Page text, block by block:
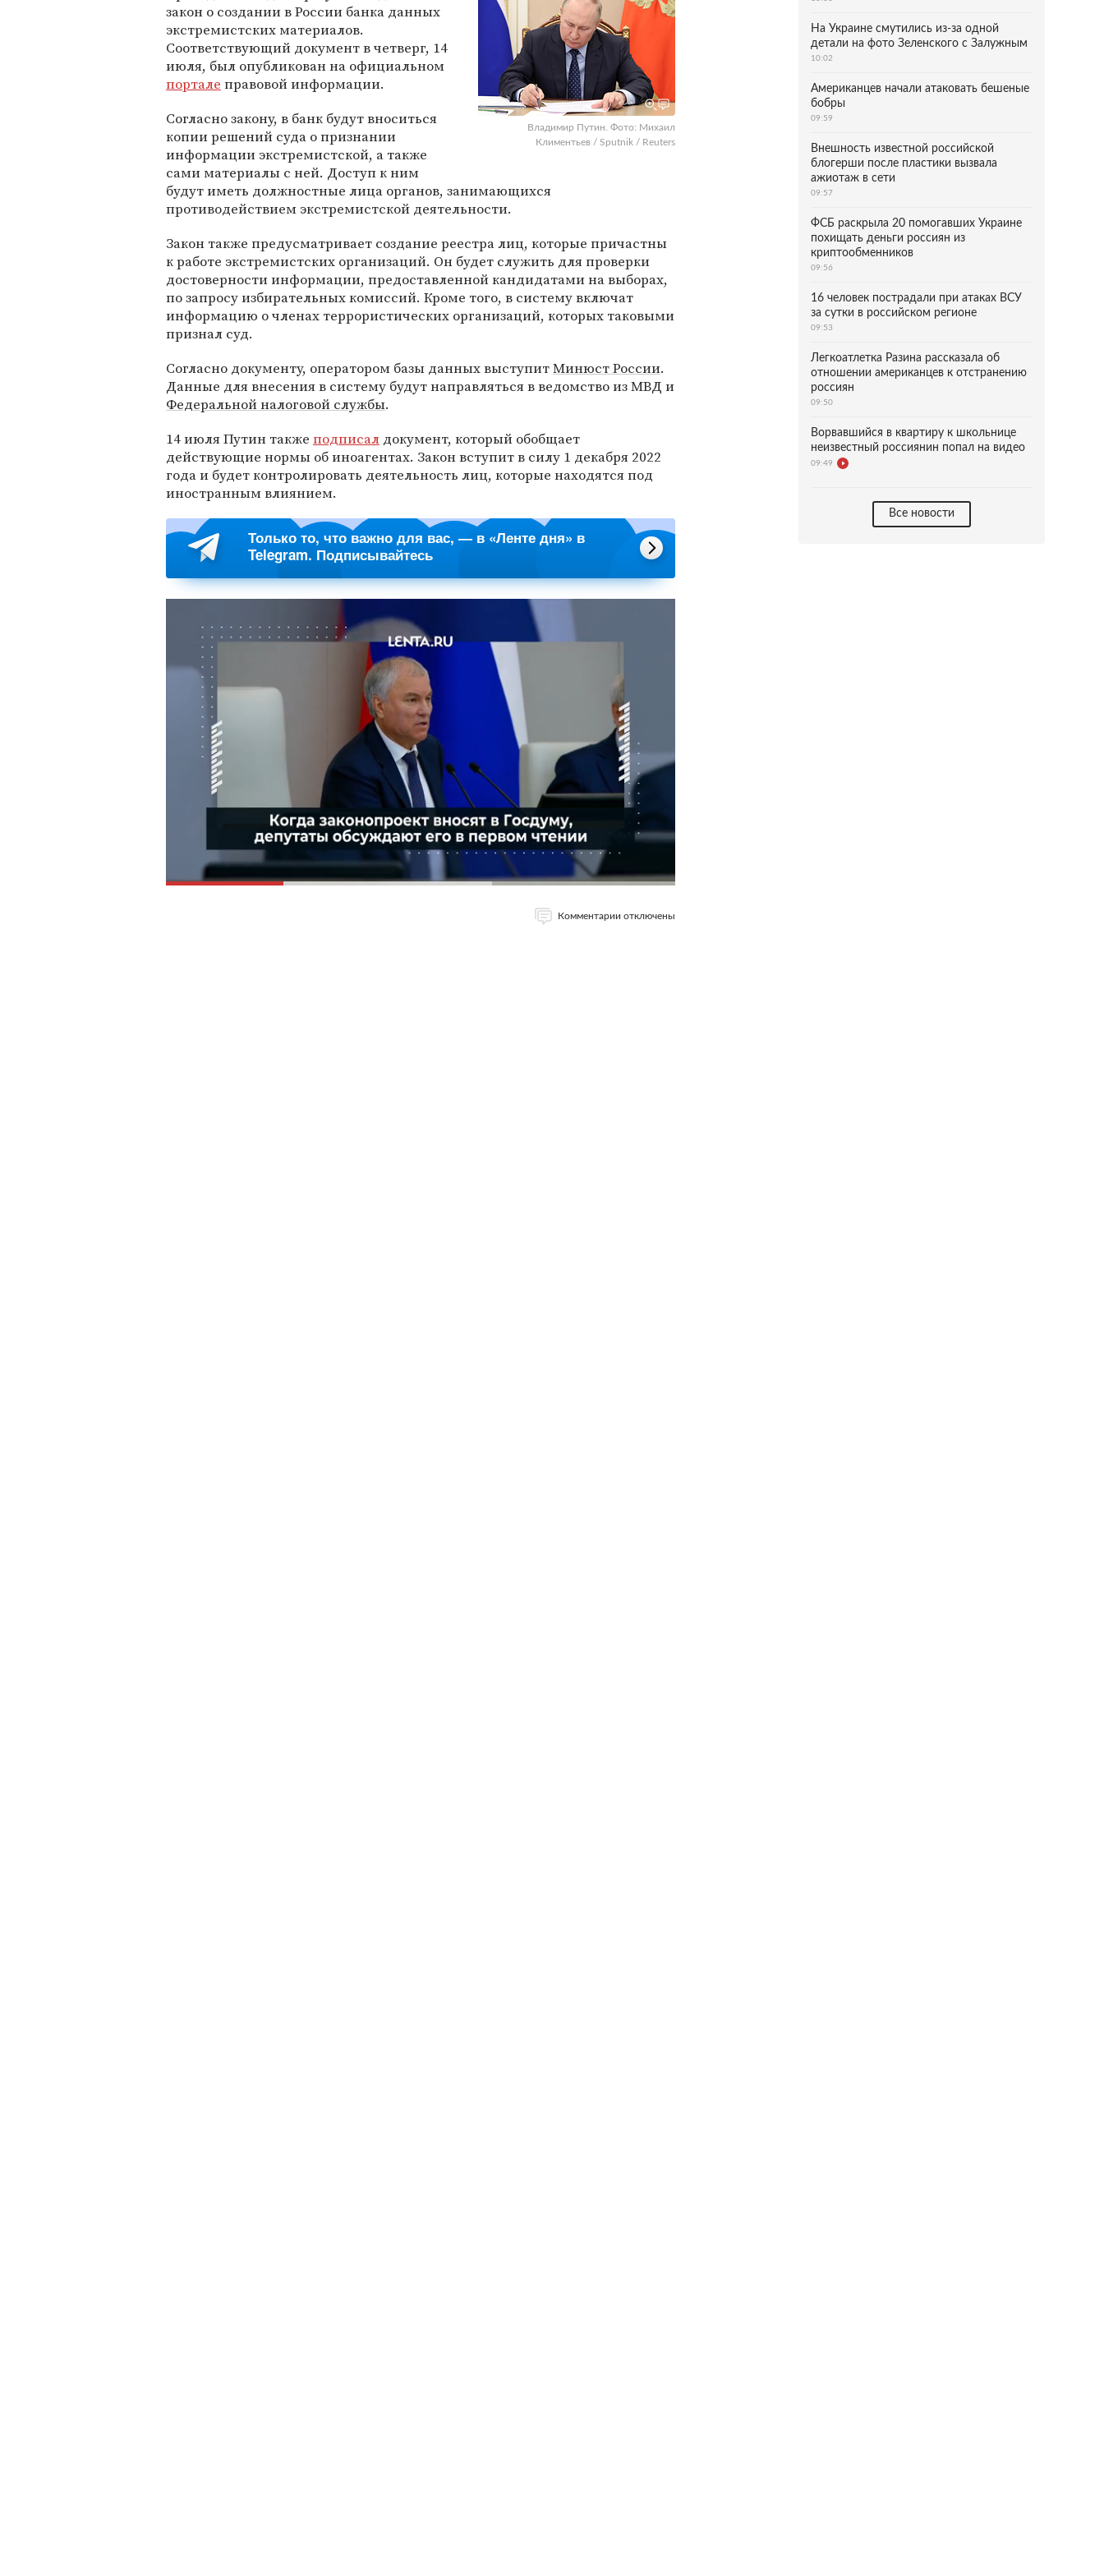
Владимир Путин. Фото: Михаил
Климентьев / Sputnik / Reuters
закон о создании в России банка данных
экстремистских материалов.
Соответствующий документ в четверг, 14
июля, был опубликован на официальном
портале правовой информации.
Согласно закону, в банк будут вноситься
копии решений суда о признании
информации экстремистской, а также
сами материалы с ней. Доступ к ним
будут иметь должностные лица органов, занимающихся
противодействием экстремистской деятельности.
Закон также предусматривает создание реестра лиц, которые причастны
к работе экстремистских организаций. Он будет служить для проверки
достоверности информации, предоставленной кандидатами на выборах,
по запросу избирательных комиссий. Кроме того, в систему включат
информацию о членах террористических организаций, которых таковыми
признал суд.
Согласно документу, оператором базы данных выступитМинюст России.
Данные для внесения в систему будут направляться в ведомство из МВД и
Федеральной налоговой службы.
14 июля Путин также подписал документ, который обобщает
действующие нормы об иноагентах. Закон вступит в силу 1 декабря 2022
года и будет контролировать деятельность лиц, которые находятся под
иностранным влиянием.
Только то, что важно для вас, — в «Ленте дня» в
Telegram. Подписывайтесь
Комментарии отключены
На Украине смутились из-за одной
детали на фото Зеленского с Залужным
10:02
Американцев начали атаковать бешеные
бобры
09:59
Внешность известной российской
блогерши после пластики вызвала
ажиотаж в сети
09:57
ФСБ раскрыла 20 помогавших Украине
похищать деньги россиян из
криптообменников
09:56
16 человек пострадали при атаках ВСУ
за сутки в российском регионе
09:53
Легкоатлетка Разина рассказала об
отношении американцев к отстранению
россиян
09:50
Ворвавшийся в квартиру к школьнице
неизвестный россиянин попал на видео
09:49
Все новости